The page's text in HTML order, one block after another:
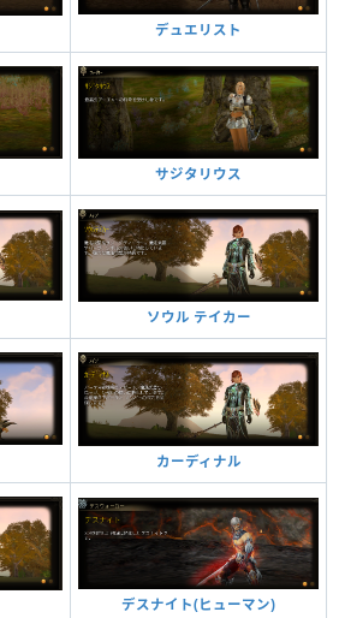
デュエリスト
サジタリウス
ソウル テイカー
カーディナル
デスナイト(ヒューマン)